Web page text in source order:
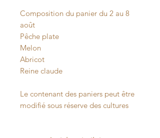
Composition du panier du 2 au 8
août
Pêche plate
Melon
Abricot
Reine claude
Le contenant des paniers peut être
modifié sous réserve des cultures